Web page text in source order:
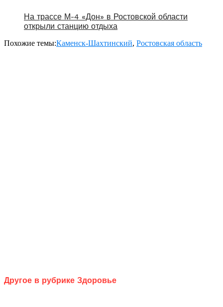
На трассе М-4 «Дон» в Ростовской области
открыли станцию отдыха
Похожие темы:Каменск-Шахтинский, Ростовская область
Другое в рубрике Здоровье